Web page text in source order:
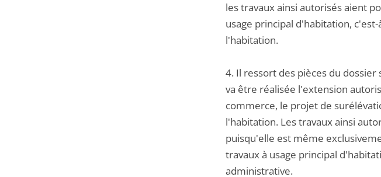
les travaux ainsi autorisés aient
usage principal d'habitation,
l'habitation.
4. Il ressort des pièces du
va être réalisée l'extension
commerce, le projet de
l'habitation. Les travaux ainsi
puisqu'elle est même
travaux à usage principal
administrative.